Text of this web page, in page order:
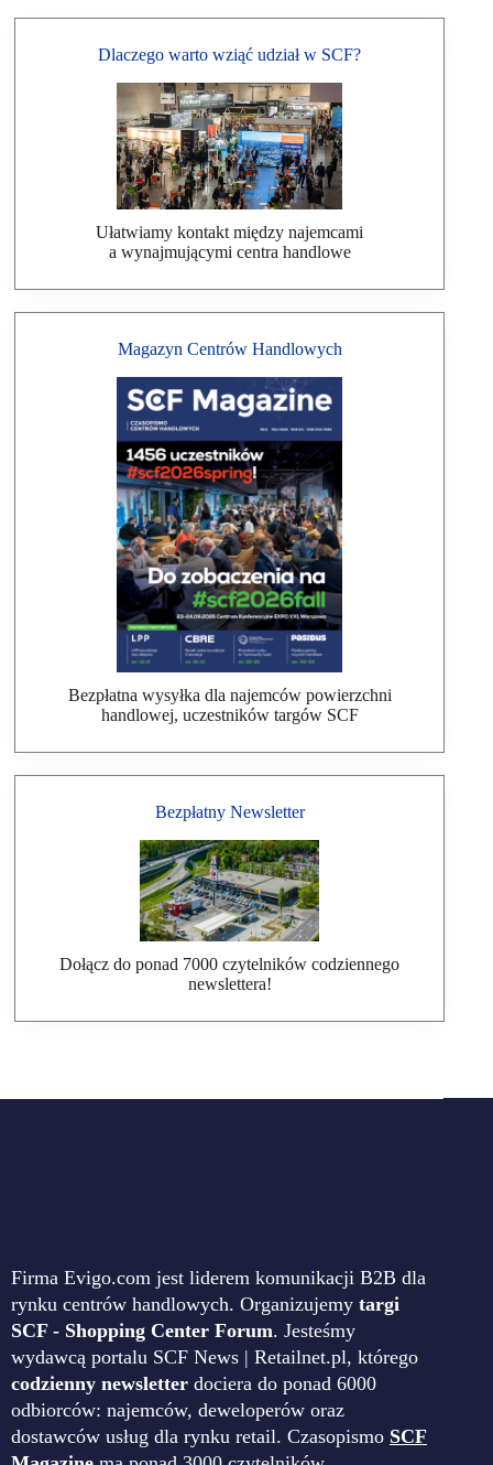
Dlaczego warto wziąć udział w SCF?
Ułatwiamy kontakt między najemcami
a wynajmującymi centra handlowe
Magazyn Centrów Handlowych
Bezpłatna wysyłka dla najemców powierzchni
handlowej, uczestników targów SCF
Bezpłatny Newsletter
Dołącz do ponad 7000 czytelników codziennego
newslettera!
Firma Evigo.com jest liderem komunikacji B2B dla
rynku centrów handlowych. Organizujemy targi
SCF - Shopping Center Forum. Jesteśmy
wydawcą portalu SCF News | Retailnet.pl, którego
codzienny newsletter dociera do ponad 6000
odbiorców: najemców, deweloperów oraz
dostawców usług dla rynku retail. Czasopismo SCF